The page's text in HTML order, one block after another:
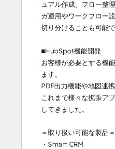
ュアル作成、フロー整
ガ運用やワークフロー
切り分けることも可能で
■HubSpot機能開発
お客様が必要とする機
ます。
PDF出力機能や地図連
これまで様々な拡張ア
してきました。
＝取り扱い可能な製品
・Smart CRM